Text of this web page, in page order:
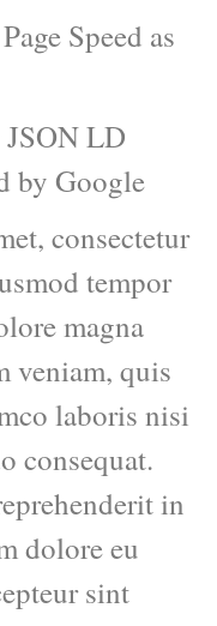
Speed as
JSON LD
by Google
consectetur
tempor
magna
veniam, quis
laboris nisi
consequat.
in
dolore eu
sint